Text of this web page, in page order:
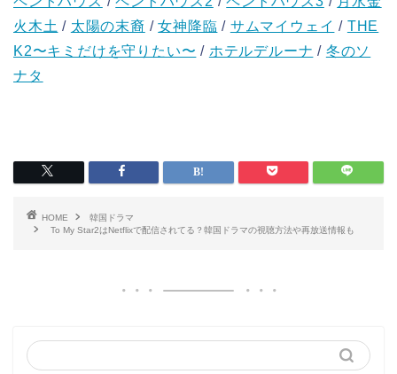
火木土 / 太陽の末裔 /女神降臨 / サムマイウェイ / THE
K2〜キミだけを守りたい〜 / ホテルデルーナ / 冬のソ
ナタ
HOME
韓国ドラマ
To My Star2はNetflixで配信されてる？韓国ドラマの視聴方法や再放送情報も